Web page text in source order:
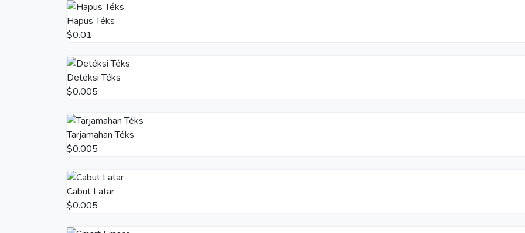
Hapus Téks
$0.01
Detéksi Téks
$0.005
Tarjamahan Téks
$0.005
Cabut Latar
$0.005